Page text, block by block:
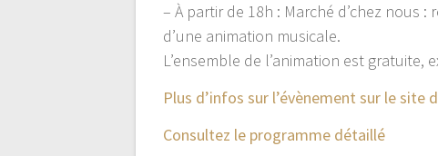
– À partir de 18h : Marché d’chez nous
d’une animation musicale.
L’ensemble de l’animation est
Plus d’infos sur l’évènement sur le
Consultez le programme détaillé